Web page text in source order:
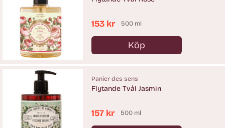
153 kr 500 ml
Köp
Antal
Panier des sens
Flytande Tvål Jasmin
157 kr 500 ml